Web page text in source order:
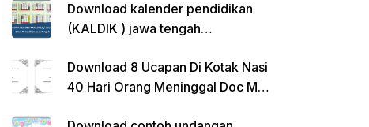
Download kalender pendidikan
(KALDIK ) jawa tengah
Download 8 Ucapan Di Kotak Nasi
40 Hari Orang Meninggal Doc Ms.